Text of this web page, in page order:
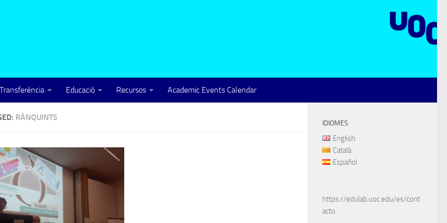
Transferència Educació Recursos Academic Events Calendar
RÀNQUINTS
IDIOMES
English
Català
Español
https://edulab.uoc.edu/es/cont
acto